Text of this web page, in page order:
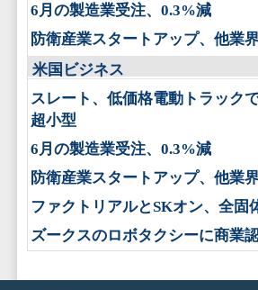
6月の製造業受注、0.3%減
防衛産業スタートアップ、他業
米国ビジネス
スレート、低価格電動トラック
超小型
6月の製造業受注、0.3%減
防衛産業スタートアップ、他業
ファクトリアルとSKオン、全固
ズークスのロボタクシーに商業